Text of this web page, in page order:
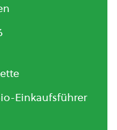
Einkaufsführer